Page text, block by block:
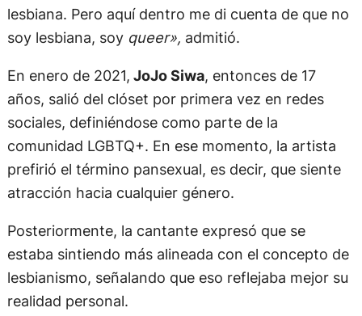
lesbiana. Pero aquí dentro me di cuenta de que no
soy lesbiana, soy queer», admitió.
En enero de 2021, JoJo Siwa, entonces de 17
años, salió del clóset por primera vez en redes
sociales, definiéndose como parte de la
comunidad LGBTQ+. En ese momento, la artista
prefirió el término pansexual, es decir, que siente
atracción hacia cualquier género.
Posteriormente, la cantante expresó que se
estaba sintiendo más alineada con el concepto de
lesbianismo, señalando que eso reflejaba mejor su
realidad personal.